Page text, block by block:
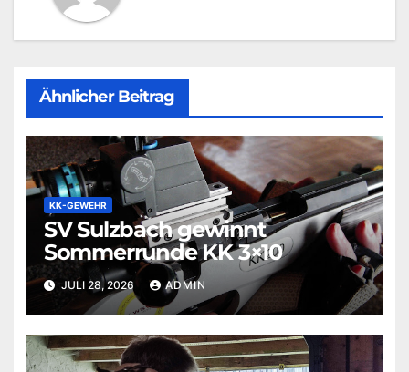
Ähnlicher Beitrag
KK-GEWEHR
SV Sulzbach gewinnt
Sommerrunde KK 3×10
JULI 28, 2026 ADMIN